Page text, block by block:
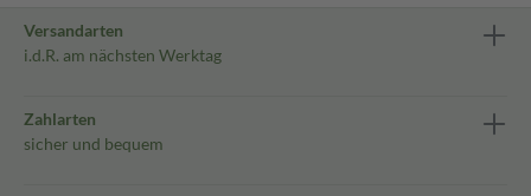
Versandarten
i.d.R. am nächsten Werktag
Zahlarten
sicher und bequem